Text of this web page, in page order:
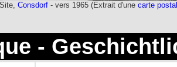
Consdorf - vers 1965 (Extrait d'une carte
-